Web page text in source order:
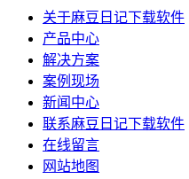
关于麻豆日记下载软件
产品中心
解决方案
案例现场
新闻中心
联系麻豆日记下载软件
在线留言
网站地图